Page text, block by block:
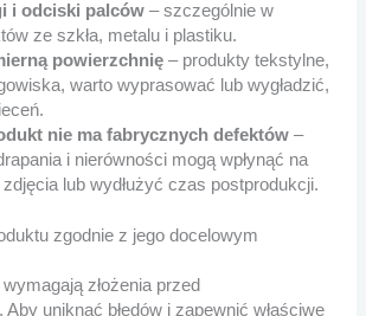
i odciski palców – szczególnie w
ze szkła, metalu i plastiku.
powierzchnię – produkty tekstylne,
warto wyprasować lub wygładzić,
nie ma fabrycznych defektów –
i nierówności mogą wpłynąć na
lub wydłużyć czas postprodukcji.
zgodnie z jego docelowym
złożenia przed
uniknąć błędów i zapewnić właściwe